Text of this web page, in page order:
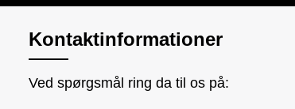
Kontaktinformationer
Ved spørgsmål ring da til os på: